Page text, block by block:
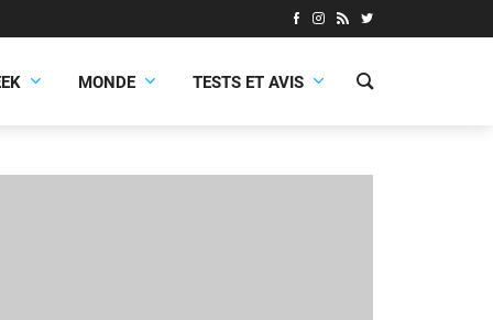
MONDE TESTS ET AVIS